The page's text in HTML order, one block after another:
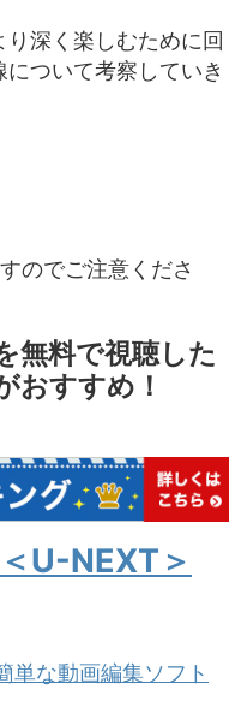
深く楽しむために回
ついて考察していき
のでご注意くださ
無料で視聴した
おすすめ！
U-NEXT＞
単な動画編集ソフト